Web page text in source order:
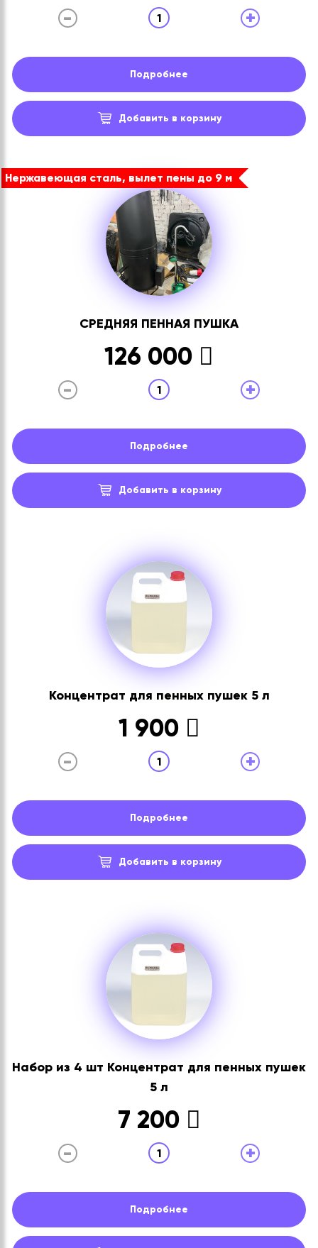
- 1 +
Подробнее
Добавить в корзину
Нержавеющая сталь, вылет пены до 9 м
СРЕДНЯЯ ПЕННАЯ ПУШКА
126 000
- 1 +
Подробнее
Добавить в корзину
Концентрат для пенных пушек 5 л
1 900
- 1 +
Подробнее
Добавить в корзину
Набор из 4 шт Концентрат для пенных пушек
5 л
7 200
- 1 +
Подробнее